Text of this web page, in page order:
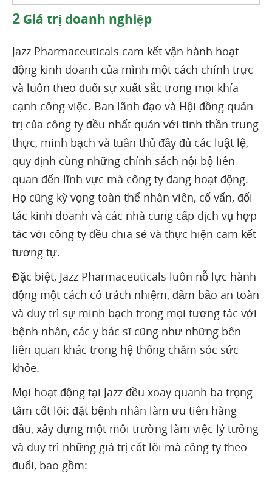
2 Giá trị doanh nghiệp
Jazz Pharmaceuticals cam kết vận hành hoạt
động kinh doanh của mình một cách chính trực
và luôn theo đuổi sự xuất sắc trong mọi khía
cạnh công việc. Ban lãnh đạo và Hội đồng quản
trị của công ty đều nhất quán với tinh thần trung
thực, minh bạch và tuân thủ đầy đủ các luật lệ,
quy định cùng những chính sách nội bộ liên
quan đến lĩnh vực mà công ty đang hoạt động.
Họ cũng kỳ vọng toàn thể nhân viên, cố vấn, đối
tác kinh doanh và các nhà cung cấp dịch vụ hợp
tác với công ty đều chia sẻ và thực hiện cam kết
tương tự.
Đặc biệt, Jazz Pharmaceuticals luôn nỗ lực hành
động một cách có trách nhiệm, đảm bảo an toàn
và duy trì sự minh bạch trong mọi tương tác với
bệnh nhân, các y bác sĩ cũng như những bên
liên quan khác trong hệ thống chăm sóc sức
khỏe.
Mọi hoạt động tại Jazz đều xoay quanh ba trọng
tâm cốt lõi: đặt bệnh nhân làm ưu tiên hàng
đầu, xây dựng một môi trường làm việc lý tưởng
và duy trì những giá trị cốt lõi mà công ty theo
đuổi, bao gồm: